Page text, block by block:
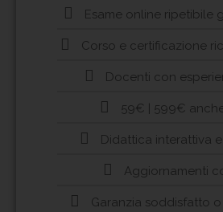
Esame online ripetibile
Corso e certificazione
Docenti con
59€ | 599€
Didattica interattiva
Aggiornamenti
Garanzia soddisfatto